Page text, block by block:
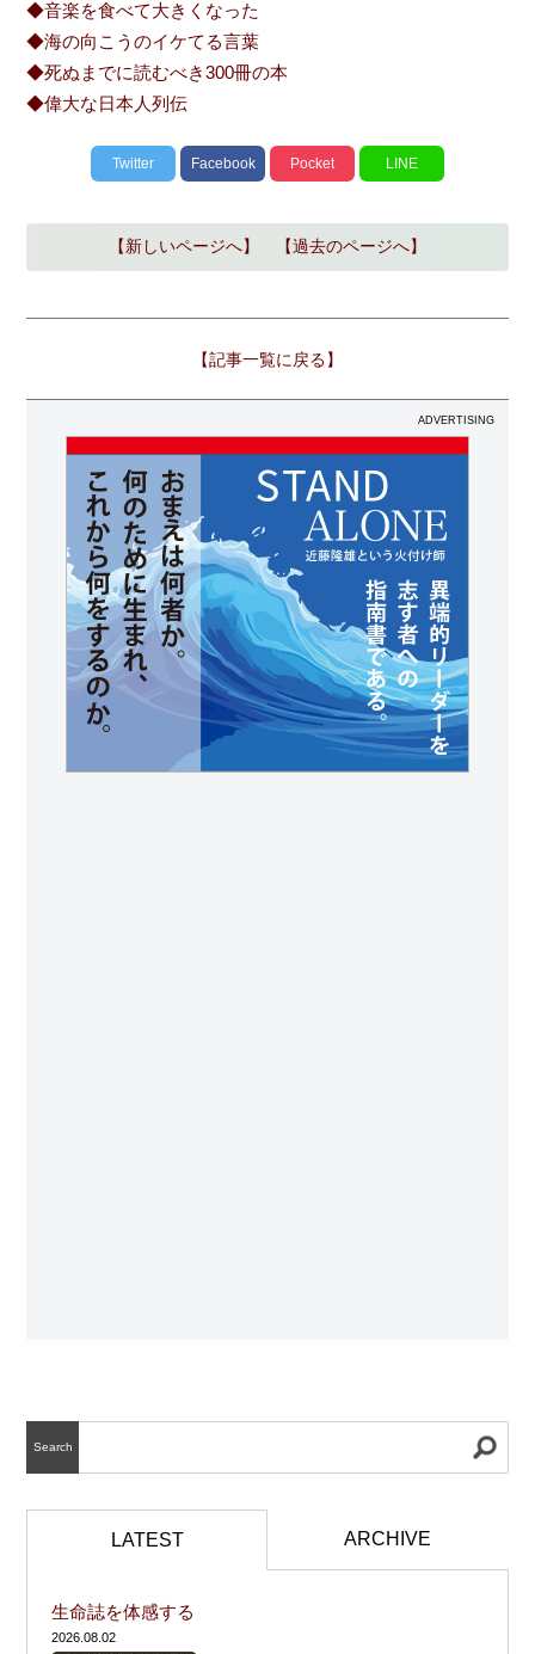
◆音楽を食べて大きくなった
◆海の向こうのイケてる言葉
◆死ぬまでに読むべき300冊の本
◆偉大な日本人列伝
Twitter Facebook Pocket LINE
【新しいページへ】 【過去のページへ】
【記事一覧に戻る】
ADVERTISING
Search
LATEST ARCHIVE
生命誌を体感する
2026.08.02